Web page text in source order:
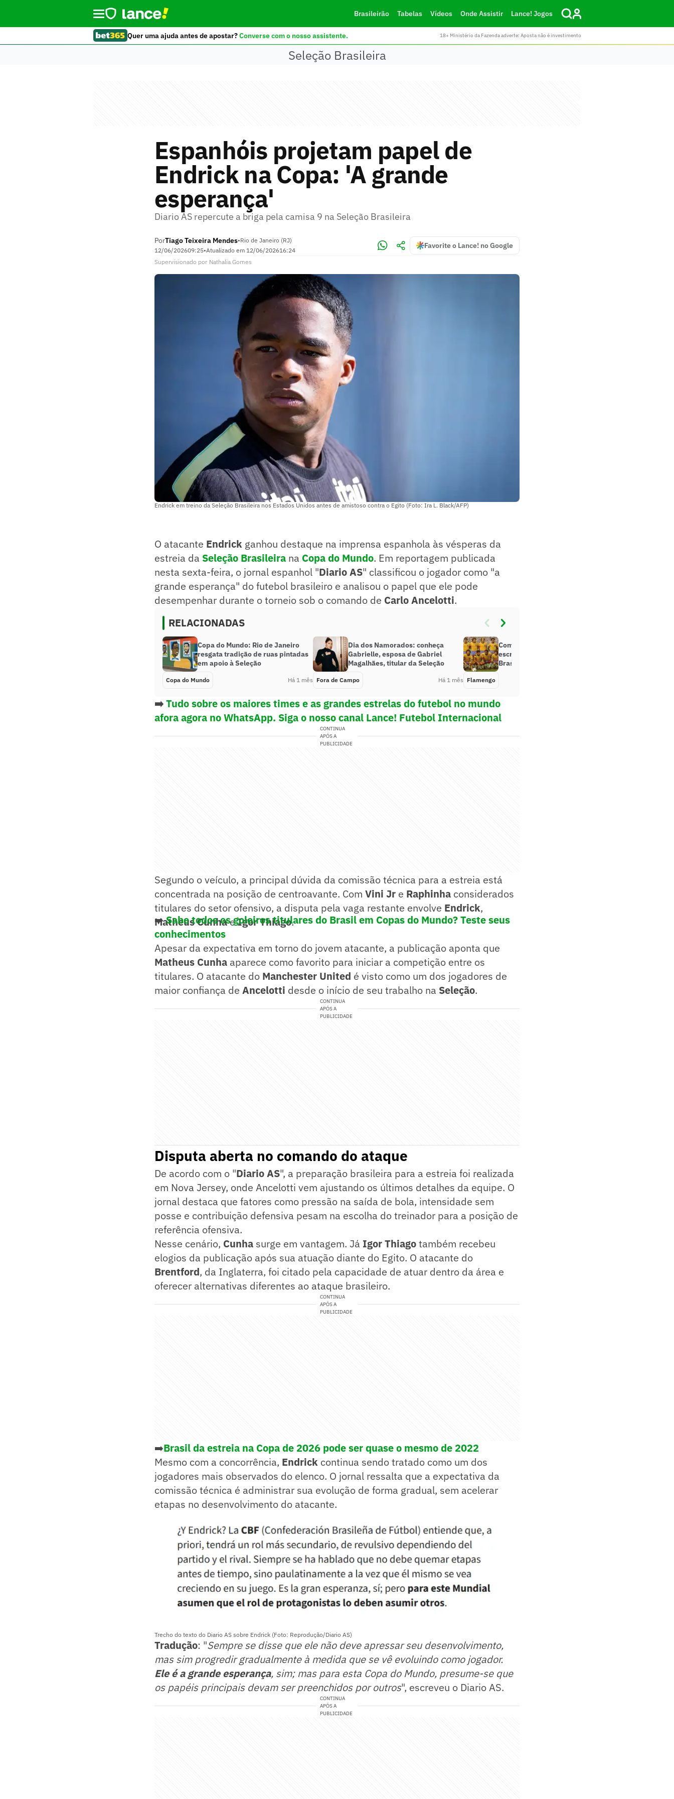
Brasileirão Tabelas Vídeos Onde Assistir Lance! Jogos
Quer uma ajuda antes de apostar?Converse com o nosso assistente. 18+ Ministério da Fazenda adverte: Aposta não é investimento
Seleção Brasileira
Espanhóis projetam papel de
Endrick na Copa: 'A grande
esperança'
Diario AS repercute a briga pela camisa 9 na Seleção Brasileira
PorTiago Teixeira Mendes•Rio de Janeiro (RJ)
12/06/202609:25•Atualizado em 12/06/202616:24
Favorite o Lance! no Google
Supervisionado por Nathalia Gomes
Endrick em treino da Seleção Brasileira nos Estados Unidos antes de amistoso contra o Egito (Foto: Ira L. Black/AFP)
O atacante Endrick ganhou destaque na imprensa espanhola às vésperas da
estreia da Seleção Brasileira na Copa do Mundo. Em reportagem publicada
nesta sexta-feira, o jornal espanhol "Diario AS" classificou o jogador como "a
grande esperança" do futebol brasileiro e analisou o papel que ele pode
desempenhar durante o torneio sob o comando de Carlo Ancelotti.
RELACIONADAS
Copa do Mundo: Rio de Janeiro
resgata tradição de ruas pintadas
em apoio à Seleção
Copa do Mundo Há 1 mês
Dia dos Namorados: conheça
Gabrielle, esposa de Gabriel
Magalhães, titular da Seleção
Fora de Campo Há 1 mês
Como o Flamengo ajudou a
escrever a história da Seleção
Brasileira nas Copas do Mundo
Flamengo
➡️Tudo sobre os maiores times e as grandes estrelas do futebol no mundo
afora agora no WhatsApp. Siga o nosso canal Lance! Futebol Internacional
CONTINUA
APÓS A
PUBLICIDADE
Segundo o veículo, a principal dúvida da comissão técnica para a estreia está
concentrada na posição de centroavante. Com Vini Jr e Raphinha considerados
titulares do setor ofensivo, a disputa pela vaga restante envolve Endrick,
Matheus CunhaeIgor Thiago.
➡️Sabe todos os goleiros titulares do Brasil em Copas do Mundo? Teste seus
conhecimentos
Apesar da expectativa em torno do jovem atacante, a publicação aponta que
Matheus Cunha aparece como favorito para iniciar a competição entre os
titulares. O atacante do Manchester United é visto como um dos jogadores de
maior confiança de Ancelotti desde o início de seu trabalho na Seleção.
CONTINUA
APÓS A
PUBLICIDADE
Disputa aberta no comando do ataque
De acordo com o "Diario AS", a preparação brasileira para a estreia foi realizada
em Nova Jersey, onde Ancelotti vem ajustando os últimos detalhes da equipe. O
jornal destaca que fatores como pressão na saída de bola, intensidade sem
posse e contribuição defensiva pesam na escolha do treinador para a posição de
referência ofensiva.
Nesse cenário, Cunha surge em vantagem. Já Igor Thiagotambém recebeu
elogios da publicação após sua atuação diante do Egito. O atacante do
Brentford, da Inglaterra, foi citado pela capacidade de atuar dentro da área e
oferecer alternativas diferentes ao ataque brasileiro.
CONTINUA
APÓS A
PUBLICIDADE
➡️Brasil da estreia na Copa de 2026 pode ser quase o mesmo de 2022
Mesmo com a concorrência, Endrick continua sendo tratado como um dos
jogadores mais observados do elenco. O jornal ressalta que a expectativa da
comissão técnica é administrar sua evolução de forma gradual, sem acelerar
etapas no desenvolvimento do atacante.
Trecho do texto do Diario AS sobre Endrick (Foto: Reprodução/Diario AS)
Tradução: "Sempre se disse que ele não deve apressar seu desenvolvimento,
mas sim progredir gradualmente à medida que se vê evoluindo como jogador.
Ele é a grande esperança, sim; mas para esta Copa do Mundo, presume-se que
os papéis principais devam ser preenchidos por outros", escreveu o Diario AS.
CONTINUA
APÓS A
PUBLICIDADE